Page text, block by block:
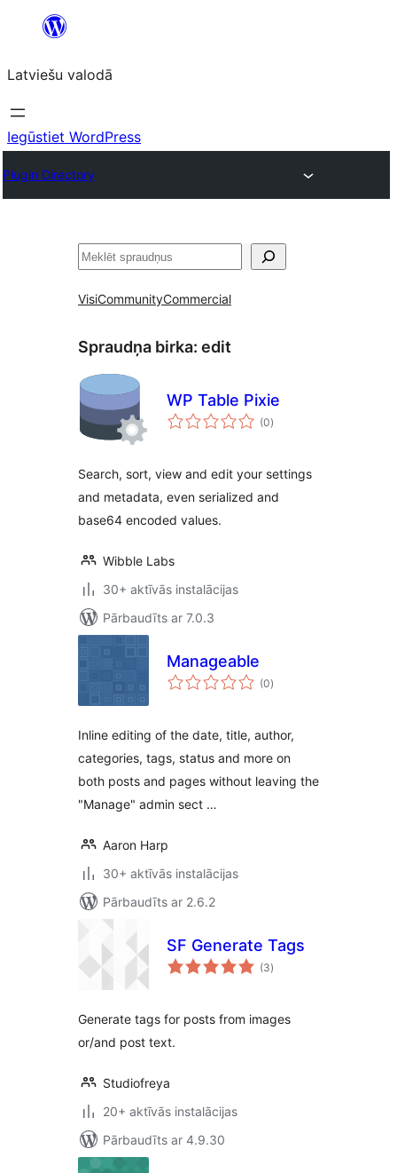
Pāriet
saturu
Latviešu valodā
Iegūstiet WordPress
Plugin Directory
Meklēt
VisiCommunityCommercial
Spraudņa birka: edit
WP Table Pixie
(0vērtējumu
kopsumma
)
Search, sort, view and edit your settings
and metadata, even serialized and
base64 encoded values.
Wibble Labs
30+ aktīvās instalācijas
Pārbaudīts ar 7.0.3
Manageable
(0vērtējumu
kopsumma
)
Inline editing of the date, title, author,
categories, tags, status and more on
both posts and pages without leaving the
"Manage" admin sect …
Aaron Harp
30+ aktīvās instalācijas
Pārbaudīts ar 2.6.2
SF Generate Tags
(3vērtējumu
kopsumma
)
Generate tags for posts from images
or/and post text.
Studiofreya
20+ aktīvās instalācijas
Pārbaudīts ar 4.9.30